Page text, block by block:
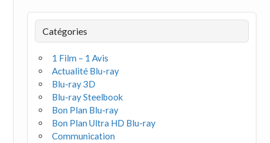
Catégories
1 Film – 1 Avis
Actualité Blu-ray
Blu-ray 3D
Blu-ray Steelbook
Bon Plan Blu-ray
Bon Plan Ultra HD Blu-ray
Communication